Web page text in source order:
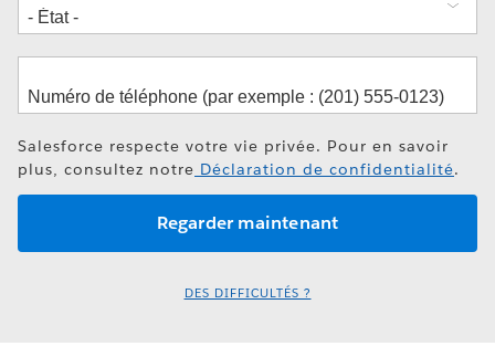
Salesforce respecte votre vie privée. Pour en savoir
plus, consultez notre Déclaration de confidentialité.
DES DIFFICULTÉS ?